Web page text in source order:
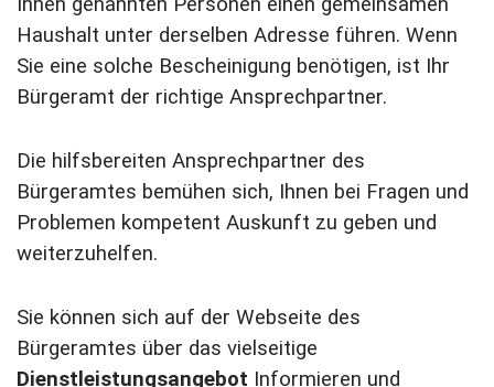
Haushalt unter derselben Adresse führen. Wenn
Sie eine solche Bescheinigung benötigen, ist Ihr
Bürgeramt der richtige Ansprechpartner.
Die hilfsbereiten Ansprechpartner des
Bürgeramtes bemühen sich, Ihnen bei Fragen und
Problemen kompetent Auskunft zu geben und
weiterzuhelfen.
Sie können sich auf der Webseite des
Bürgeramtes über das vielseitige
Dienstleistungsangebot Informieren und